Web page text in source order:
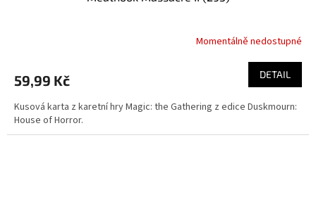
Momentálně nedostupné
59,99 Kč DETAIL
Kusová karta z karetní hry Magic: the Gathering z edice Duskmourn:
House of Horror.